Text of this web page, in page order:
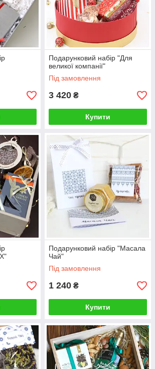
Подарунковий набір "Для
великої компанії"
Під замовлення
3 420 ₴
Купити
Подарунковий набір "Масала
Чай"
Під замовлення
1 240 ₴
Купити